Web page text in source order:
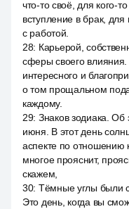
что-то своё, для кого-
вступление в брак,
с работой.
28: Карьерой,
сферы своего влияния.
интересного и
о том прощальном
каждому.
29: Знаков зодиака.
июня. В этот день
аспекте по отношению
многое прояснит,
скажем,
30: Тёмные углы были
Это день, когда вы